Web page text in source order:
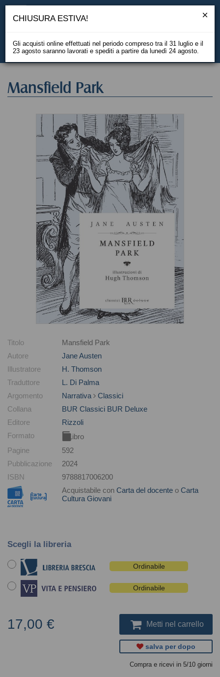
EN
Mansfield Park
Titolo
Mansfield Park
Autore
Jane Austen
Illustratore
H. Thomson
Traduttore
L. Di Palma
Argomento
Narrativa
Classici
Collana
BUR Classici BUR Deluxe
Editore
Rizzoli
Formato
Libro
Pagine
592
Pubblicazione
2024
ISBN
9788817006200
Acquistabile con Carta del docente o Carta
Cultura Giovani
Scegli la libreria
Ordinabile
Ordinabile
17,00 € Metti nel carrello
salva per dopo
Compra e ricevi in 5/10 giorni
CHIUSURA ESTIVA!
Gli acquisti online effettuati nel periodo compreso tra il 31 luglio e il
23 agosto saranno lavorati e spediti a partire da lunedì 24 agosto.